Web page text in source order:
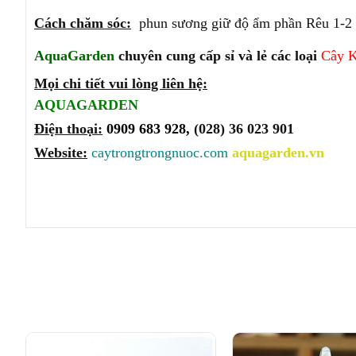
Cách chăm sóc: phun sương giữ độ ẩm phần Rêu
AquaGarden chuyên cung cấp sỉ và lẻ các loại Cây
Mọi chi tiết vui lòng liên hệ:
AQUAGARDEN
Điện thoại: 0909 683 928, (028) 36 023 901
Website: caytrongtrongnuoc.com aquagarden.vn